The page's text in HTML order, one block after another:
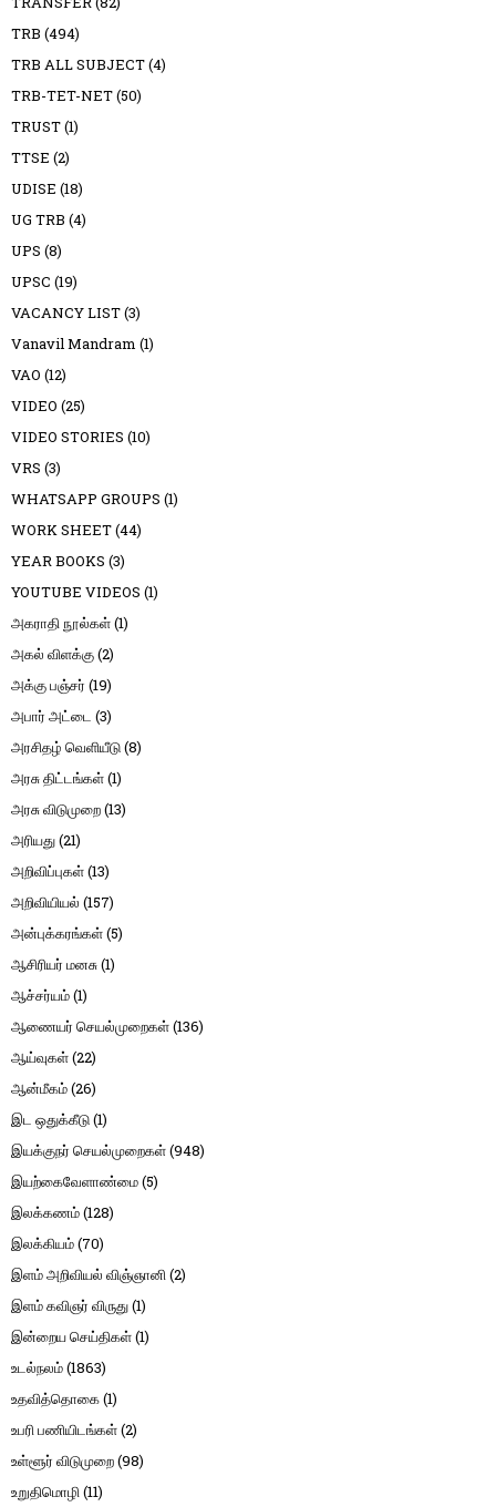
TRB (494)
TRB ALL SUBJECT(4)
TRB-TET-NET(50)
TRUST(1)
TTSE (2)
UDISE (18)
UG TRB (4)
UPS (8)
UPSC (19)
VACANCY LIST(3)
Vanavil Mandram (1)
VAO (12)
VIDEO (25)
VIDEO STORIES (10)
VRS (3)
WHATSAPP GROUPS (1)
WORK SHEET(44)
YEAR BOOKS (3)
YOUTUBE VIDEOS (1)
அகராதி நூல்கள்(1)
அகல் விளக்கு(2)
அக்கு பஞ்சர் (19)
அபார் அட்டை (3)
அரசிதழ் வெளியீடு(8)
அரசு திட்டங்கள்(1)
அரசு விடுமுறை(13)
அரியது(21)
அறிவிப்புகள்(13)
அறிவியியல் (157)
அன்புக்கரங்கள்(5)
ஆசிரியர் மனசு(1)
ஆச்சர்யம்(1)
ஆணையர் செயல்முறைகள்(136)
ஆய்வுகள்(22)
ஆன்மீகம்(26)
இட ஒதுக்கீடு(1)
இயக்குநர் செயல்முறைகள்(948)
இயற்கைவேளாண்மை(5)
இலக்கணம்(128)
இலக்கியம்(70)
இளம் அறிவியல் விஞ்ஞானி(2)
இளம் கவிஞர் விருது(1)
இன்றைய செய்திகள்(1)
உடல்நலம்(1863)
உதவித்தொகை(1)
உபரி பணியிடங்கள்(2)
உள்ளூர் விடுமுறை(98)
உறுதிமொழி(11)